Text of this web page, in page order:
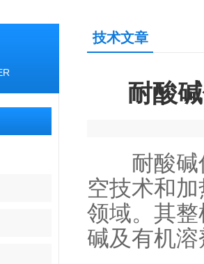
技术文章
耐酸
耐酸碱低
空技术和
领域。其
碱及有机